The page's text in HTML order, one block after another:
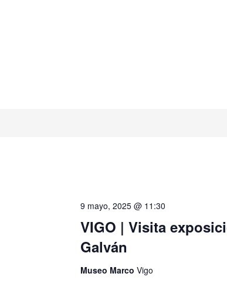
VIGO | Visita
Galván
9 mayo, 2025 @ 11:30
Museo Marco Vigo